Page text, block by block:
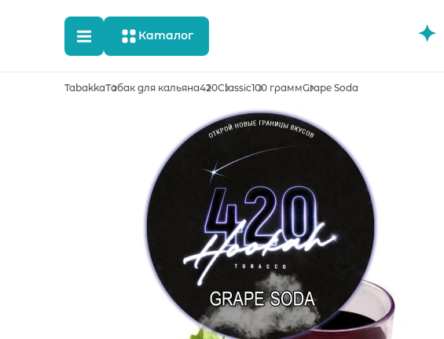
Каталог
TabakkaТабак для кальяна420Classic100 граммGrape Soda